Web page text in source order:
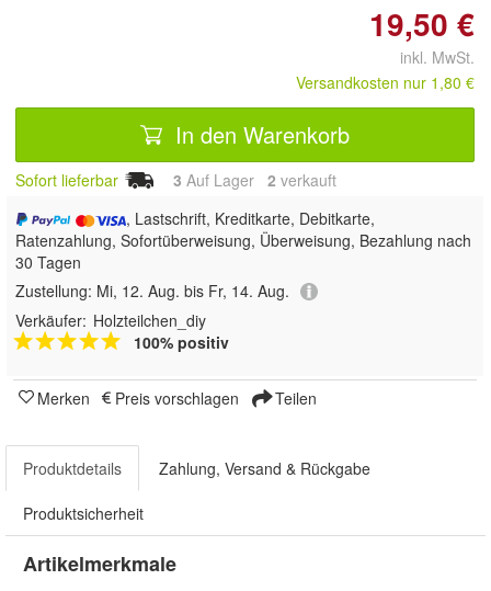
19,50 €
inkl. MwSt.
Versandkosten nur 1,80 €
In den Warenkorb
Sofort lieferbar 3 Auf Lager 2 verkauft
, Lastschrift, Kreditkarte, Debitkarte,
Ratenzahlung, Sofortüberweisung, Überweisung, Bezahlung nach
30 Tagen
Zustellung: Mi, 12. Aug. bis Fr, 14. Aug.
Verkäufer: Holzteilchen_diy
100% positiv
Merken Preis vorschlagen Teilen
Produktdetails Zahlung, Versand & Rückgabe
Produktsicherheit
Artikelmerkmale